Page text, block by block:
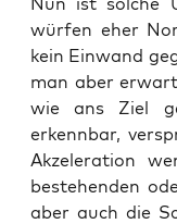
wür­fen eher
kein Ein­wand
man aber
wie ans Ziel
erkenn­bar,
Akze­le­ra­ti­on
bestehen­den
aber auch die